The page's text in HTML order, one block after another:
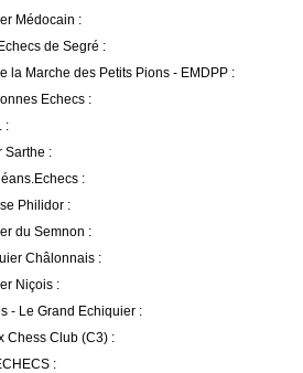
Médocain :
de Segré :
la Marche des Petits Pions - EMDPP :
Echecs :
:
Sarthe :
:
Philidor :
du Semnon :
Châlonnais :
Niçois :
- Le Grand Echiquier :
Chess Club (C3) :
: